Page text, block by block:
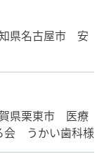
知県名古屋市 安
賀県栗東市 医療
会 うかい歯科様